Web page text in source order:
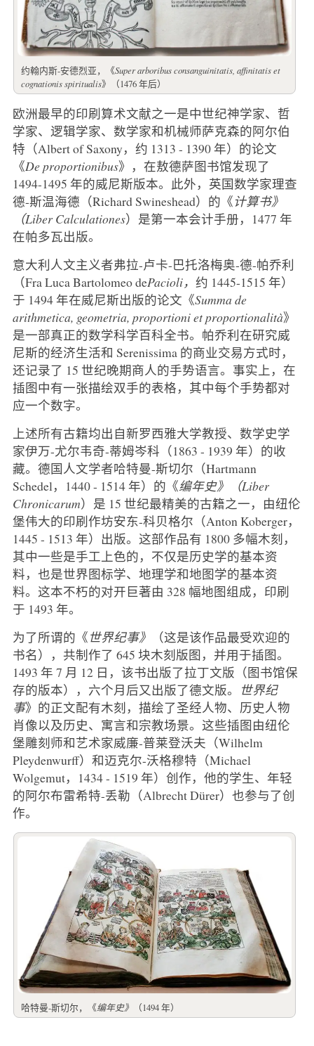
约翰内斯-安德烈亚，《Super arboribus consanguinitatis, affinitatis et
cognationis spiritualis》（1476 年后）
欧洲最早的印刷算术文献之一是中世纪神学家、哲
学家、逻辑学家、数学家和机械师萨克森的阿尔伯
特（Albert of Saxony，约 1313 - 1390 年）的论文
《De proportionibus》，在敖德萨图书馆发现了
1494-1495 年的威尼斯版本。此外，英国数学家理查
德-斯温海德（Richard Swineshead）的《计算书》
（Liber Calculationes）是第一本会计手册，1477 年
在帕多瓦出版。
意大利人文主义者弗拉-卢卡-巴托洛梅奥-德-帕乔利
（Fra Luca Bartolomeo dePacioli， 约 1445-1515 年）
于 1494 年在威尼斯出版的论文《Summa de
arithmetica, geometria, proportioni et proportionalità》
是一部真正的数学科学百科全书。帕乔利在研究威
尼斯的经济生活和 Serenissima 的商业交易方式时，
还记录了 15 世纪晚期商人的手势语言。事实上，在
插图中有一张描绘双手的表格，其中每个手势都对
应一个数字。
上述所有古籍均出自新罗西雅大学教授、数学史学
家伊万-尤尔韦奇-蒂姆岑科（1863 - 1939 年）的收
藏。德国人文学者哈特曼-斯切尔（Hartmann
Schedel，1440 - 1514 年）的《编年史》（Liber
Chronicarum）是 15 世纪最精美的古籍之一，由纽伦
堡伟大的印刷作坊安东-科贝格尔（Anton Koberger，
1445 - 1513 年）出版。这部作品有 1800 多幅木刻，
其中一些是手工上色的，不仅是历史学的基本资
料，也是世界图标学、地理学和地图学的基本资
料。这本不朽的对开巨著由 328 幅地图组成，印刷
于 1493 年。
为了所谓的《世界纪事》
（这是该作品最受欢迎的
书名），共制作了 645 块木刻版图，并用于插图。
1493 年 7 月 12 日，该书出版了拉丁文版（图书馆保
存的版本），六个月后又出版了德文版。
世界纪
事》的正文配有木刻，描绘了圣经人物、历史人物
肖像以及历史、寓言和宗教场景。这些插图由纽伦
堡雕刻师和艺术家威廉-普莱登沃夫（Wilhelm
Pleydenwurff）和迈克尔-沃格穆特（Michael
Wolgemut，1434 - 1519 年）创作，他的学生、年轻
的阿尔布雷希特-丢勒（Albrecht Dürer）也参与了创
作。
哈特曼-斯切尔，《编年史》 （1494 年）